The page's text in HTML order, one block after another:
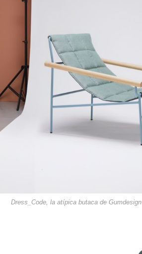
Dress_Code, la atípica butaca de Gumdesign